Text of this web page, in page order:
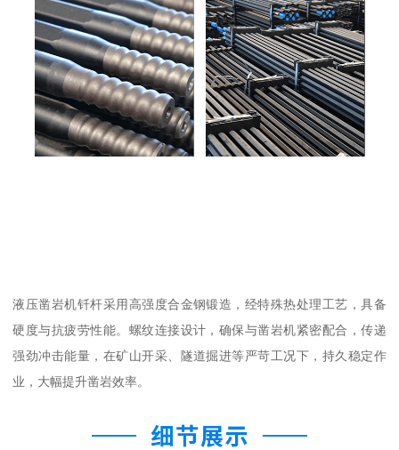
液压凿岩机钎杆采用高强度合金钢锻造，经特殊热处理工艺，具备
硬度与抗疲劳性能。螺纹连接设计，确保与凿岩机紧密配合，传递
强劲冲击能量，在矿山开采、隧道掘进等严苛工况下，持久稳定作
业，大幅提升凿岩效率。​